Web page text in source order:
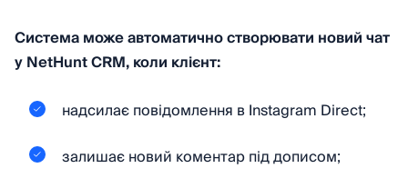
Система може автоматично створювати новий чат
у NetHunt CRM, коли клієнт:
надсилає повідомлення в Instagram Direct;
залишає новий коментар під дописом;